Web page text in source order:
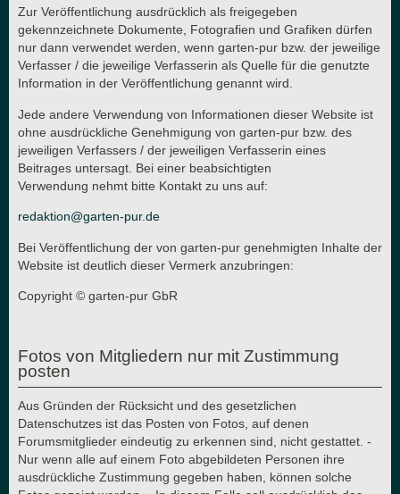
Zur Veröffentlichung ausdrücklich als freigegeben
gekennzeichnete Dokumente, Fotografien und Grafiken dürfen
nur dann verwendet werden, wenn garten-pur bzw. der jeweilige
Verfasser / die jeweilige Verfasserin als Quelle für die genutzte
Information in der Veröffentlichung genannt wird.
Jede andere Verwendung von Informationen dieser Website ist
ohne ausdrückliche Genehmigung von garten-pur bzw. des
jeweiligen Verfassers / der jeweiligen Verfasserin eines
Beitrages untersagt. Bei einer beabsichtigten
Verwendung nehmt bitte Kontakt zu uns auf:
redaktion@garten-pur.de
Bei Veröffentlichung der von garten-pur genehmigten Inhalte der
Website ist deutlich dieser Vermerk anzubringen:
Copyright © garten-pur GbR
Fotos von Mitgliedern nur mit Zustimmung
posten
Aus Gründen der Rücksicht und des gesetzlichen
Datenschutzes ist das Posten von Fotos, auf denen
Forumsmitglieder eindeutig zu erkennen sind, nicht gestattet. -
Nur wenn alle auf einem Foto abgebildeten Personen ihre
ausdrückliche Zustimmung gegeben haben, können solche